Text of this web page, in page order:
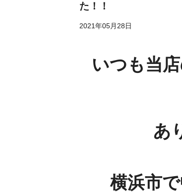
た！！
2021年05月28日
いつも当
あ
横浜市